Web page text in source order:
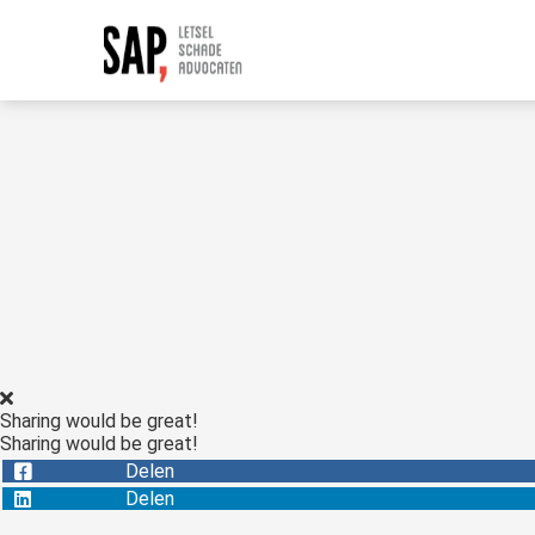
Sharing would be great!
Sharing would be great!
Delen
Delen